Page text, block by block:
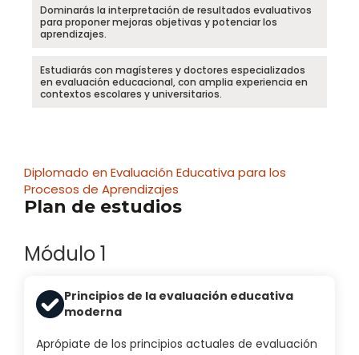
Dominarás la interpretación de resultados evaluativos
para proponer mejoras objetivas y potenciar los
aprendizajes.
Estudiarás con magísteres y doctores especializados
en evaluación educacional, con amplia experiencia en
contextos escolares y universitarios.
Diplomado en Evaluación Educativa para los
Procesos de Aprendizajes
Plan de estudios
Módulo 1
Principios de la evaluación educativa
moderna
Aprópiate de los principios actuales de evaluación